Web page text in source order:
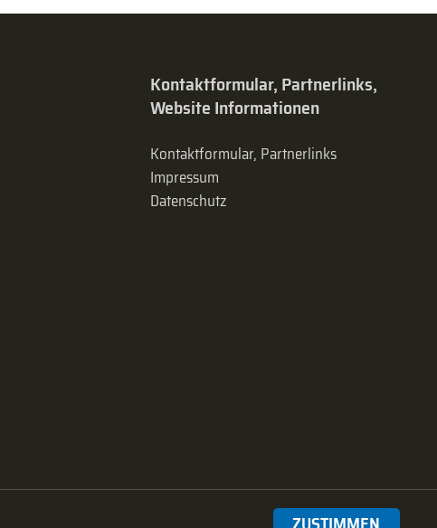
Kontaktformular, Partnerlinks,
Website Informationen
Kontaktformular, Partnerlinks
Impressum
Datenschutz